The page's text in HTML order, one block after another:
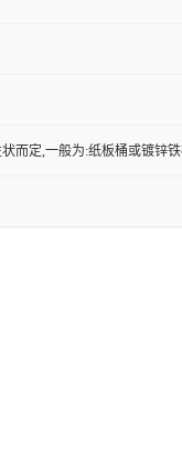
而定,一般为:纸板桶或镀锌